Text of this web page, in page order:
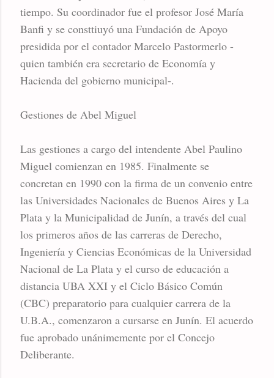
tiempo. Su coordinador fue el profesor José María
Banfi y se consttiuyó una Fundación de Apoyo
presidida por el contador Marcelo Pastormerlo -
quien también era secretario de Economía y
Hacienda del gobierno municipal-.
Gestiones de Abel Miguel
Las gestiones a cargo del intendente Abel Paulino
Miguel comienzan en 1985. Finalmente se
concretan en 1990 con la firma de un convenio entre
las Universidades Nacionales de Buenos Aires y La
Plata y la Municipalidad de Junín, a través del cual
los primeros años de las carreras de Derecho,
Ingeniería y Ciencias Económicas de la Universidad
Nacional de La Plata y el curso de educación a
distancia UBA XXI y el Ciclo Básico Común
(CBC) preparatorio para cualquier carrera de la
U.B.A., comenzaron a cursarse en Junín. El acuerdo
fue aprobado unánimemente por el Concejo
Deliberante.